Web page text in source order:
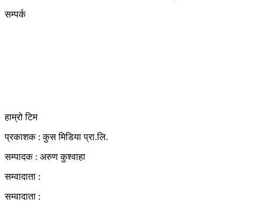
सम्पर्क
हाम्रो टिम
प्रकाशक : कुस मिडिया प्रा‍.लि.
सम्पादक : अरुण कुश्वाहा
सम्वादाता :
सम्वादाता :